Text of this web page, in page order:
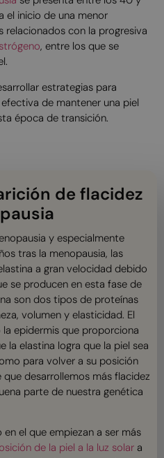
el inicio de una menor
con la progresiva
, entre los que se
estrategias para
de mantener una piel
época de transición.
de flacidez
y especialmente
tras la menopausia, las
a gran velocidad debido
se producen en esta fase de
son dos tipos de proteínas
volumen y elasticidad. El
epidermis que proporciona
la elastina logra que la piel sea
para volver a su posición
desarrollemos más flacidez
parte de nuestra genética
el que empiezan a ser más
de la piel a la luz solar a